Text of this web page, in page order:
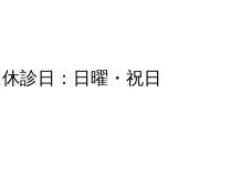
日：日曜・祝日